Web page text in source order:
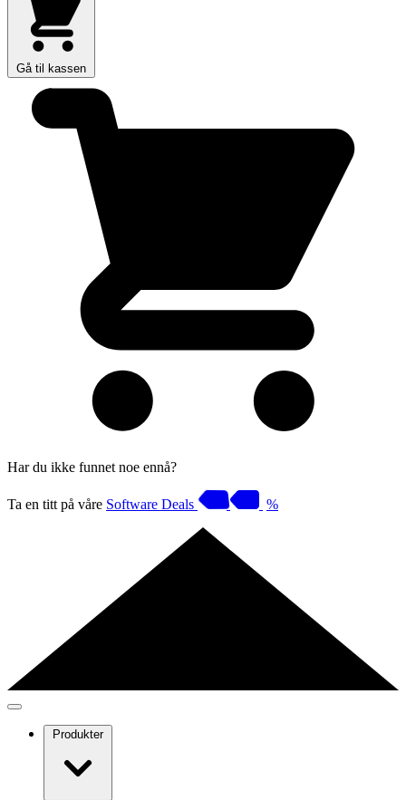
Gå til kassen
Har du ikke funnet noe ennå?
Ta en titt på våre Software Deals %
Produkter